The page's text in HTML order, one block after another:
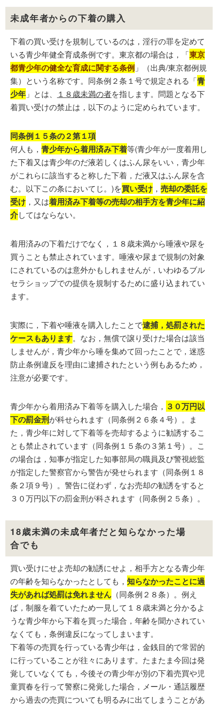
未成年者からの下着の購入
下着の買い受けを規制しているのは，淫行の罪を定めて
いる青少年健全育成条例です。東京都の場合は，「東京
都青少年の健全な育成に関する条例 」（出典/東京都例規
集）という名称です。同条例２条１号で規定される「青
少年 」とは、 １８歳未満の者を指します。問題となる下
着買い受けの禁止は，以下のように定められています。
同条例１５条の２第１項
何人も，青少年から着用済み下着等(青少年が一度着用し
た下着又は青少年のだ液若しくはふん尿をいい，青少年
がこれらに該当すると称した下着，だ液又はふん尿を含
む。以下この条においてじ。)を買い受け ，売却の委託を
受け ，又は着用済み下着等の売却の相手方を青少年に紹
介してはならない。
着用済みの下着だけでなく，１８歳未満から唾液や尿を
買うことも禁止されています。唾液や尿まで規制の対象
にされているのは意外かもしれませんが，いわゆるブル
セラショップでの提供を規制するために盛り込まれてい
ます。
実際に，下着や唾液を購入したことで逮捕，処罰された
ケースもあります。なお，無償で譲り受けた場合は該当
しませんが，青少年から唾を集めて回ったことで，迷惑
防止条例違反を理由に逮捕されたという例もあるため，
注意が必要です。
青少年から着用済み下着等を購入した場合， ３０万円以
下の罰金刑が科せられます（同条例２６条４号）。ま
た，青少年に対して下着等を売却するように勧誘するこ
とも禁止されています（同条例１５条の３第１号）。こ
の場合は，知事が指定した知事部局の職員及び警視総監
が指定した警察官から警告が発せられます（同条例１８
条２項９号）。警告に従わず，なお売却の勧誘をすると
３０万円以下の罰金刑が科されます（同条例２５条）。
18歳未満の未成年者だと知らなかった場
合でも
買い受けにせよ売却の勧誘にせよ，相手方となる青少年
の年齢を知らなかったとしても，知らなかったことに過
失があれば処罰は免れません （同条例２８条）。例え
ば，制服を着ていたため一見して１８歳未満と分かるよ
うな青少年から下着を買った場合，年齢を聞かされてい
なくても，条例違反になってしまいます。
下着等の売買を行っている青少年は，金銭目的で常習的
に行っていることが往々にあります。たまたま今回は発
覚していなくても，今後その青少年が別の下着売買や児
童買春を行って警察に発覚した場合，メール・通話履歴
から過去の売買についても明るみに出てしまうことがあ